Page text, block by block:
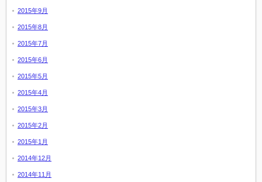
2015年9月
2015年8月
2015年7月
2015年6月
2015年5月
2015年4月
2015年3月
2015年2月
2015年1月
2014年12月
2014年11月